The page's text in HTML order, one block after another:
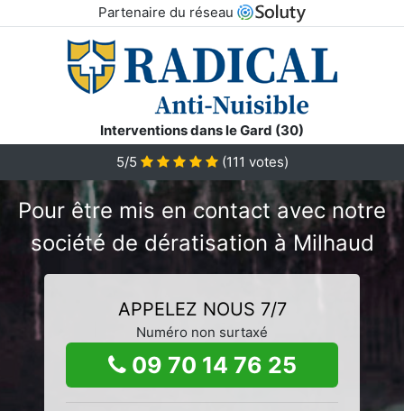
Partenaire du réseau
Interventions dans le Gard (30)
5/5
(111 votes)
Pour être mis en contact avec notre
société de dératisation à Milhaud
APPELEZ NOUS 7/7
Numéro non surtaxé
09 70 14 76 25